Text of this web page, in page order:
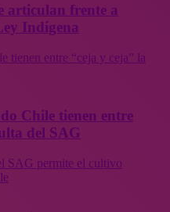
articulan frente a
Indígena
tienen entre “ceja y ceja” la
Chile tienen entre
del SAG
SAG permite el cultivo